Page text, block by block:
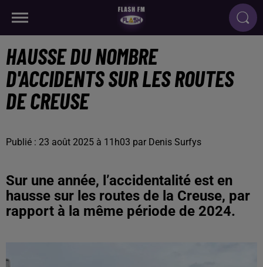
HAUSSE DU NOMBRE
D'ACCIDENTS SUR LES ROUTES
DE CREUSE
Publié : 23 août 2025 à 11h03 par Denis Surfys
Sur une année, l’accidentalité est en
hausse sur les routes de la Creuse, par
rapport à la même période de 2024.